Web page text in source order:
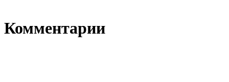
Комментарии